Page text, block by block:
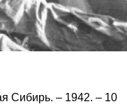
Сибирь. – 1942. – 10